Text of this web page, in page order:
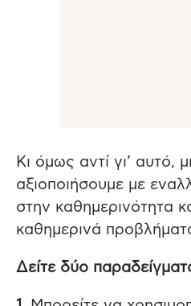
Κι όμως αντί γι’ αυτό,
αξιοποιήσουμε με
στην καθημερινότητα
καθημερινά
Δείτε δύο